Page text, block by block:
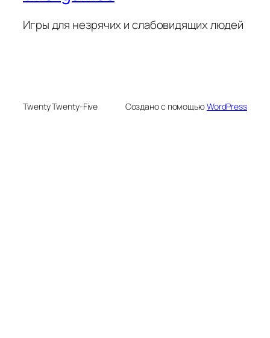
Игры для незрячих и слабовидящих людей
Twenty Twenty-Five Создано с помощьюWordPress